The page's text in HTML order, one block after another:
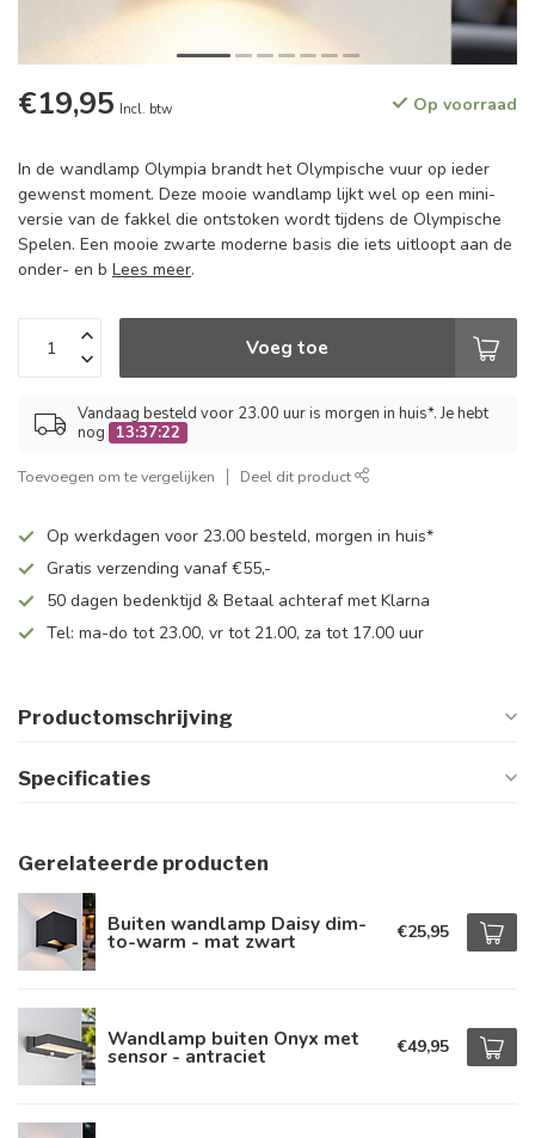
€19,95 Incl. btw Op voorraad
In de wandlamp Olympia brandt het Olympische vuur op ieder
gewenst moment. Deze mooie wandlamp lijkt wel op een mini-
versie van de fakkel die ontstoken wordt tijdens de Olympische
Spelen. Een mooie zwarte moderne basis die iets uitloopt aan de
onder- en b Lees meer.
Voeg toe
Vandaag besteld voor 23.00 uur is morgen in huis*. Je hebt
nog
13:37:21
Toevoegen om te vergelijken Deel dit product
Op werkdagen voor 23.00 besteld, morgen in huis*
Gratis verzending vanaf €55,-
50 dagen bedenktijd & Betaal achteraf met Klarna
Tel: ma-do tot 23.00, vr tot 21.00, za tot 17.00 uur
Productomschrijving
Specificaties
Gerelateerde producten
Buiten wandlamp Daisy dim-
to-warm - mat zwart €25,95
Wandlamp buiten Onyx met
sensor - antraciet €49,95